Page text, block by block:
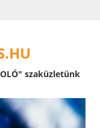
szaküzletünk